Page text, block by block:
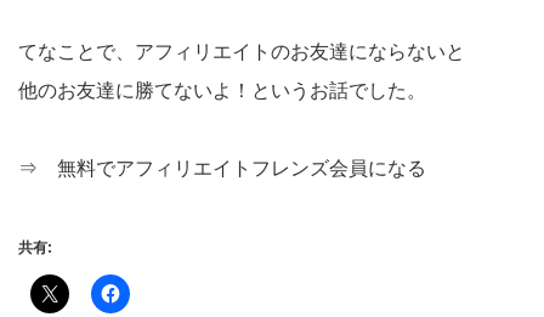
てなことで、アフィリエイトのお友達にならないと
他のお友達に勝てないよ！というお話でした。
⇒ 無料でアフィリエイトフレンズ会員になる
共有: